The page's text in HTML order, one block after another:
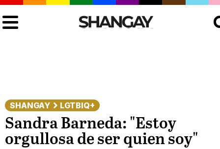
SHANGAY LGTBIQ+
Sandra Barneda: "Estoy
orgullosa de ser quien soy"